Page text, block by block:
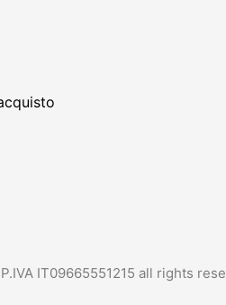
IT09665551215 all rights